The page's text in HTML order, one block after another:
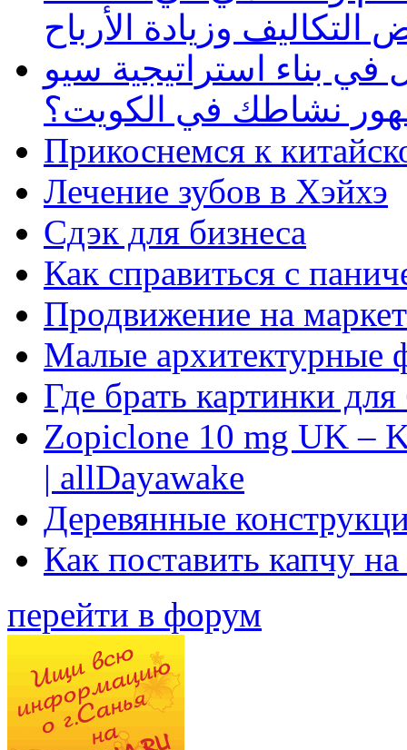
وزيادة الأرباح
بناء استراتيجية سيو
نشاطك في الكويت؟
Прикоснемся к
Лечение зубов в Хэйхэ
Сдэк для бизнеса
Как справиться с
Продвижение на
Малые архитектурные
Где брать картинки
Zopiclone 10 mg UK –
| allDayawake
Деревянные
Как поставить капчу
перейти в форум